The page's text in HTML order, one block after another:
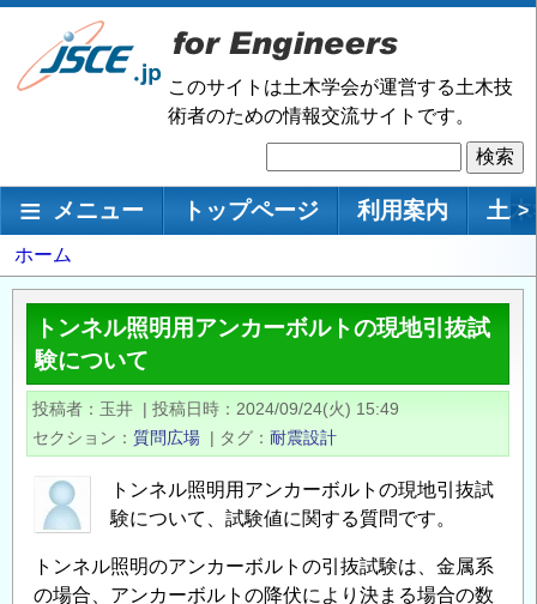
メ
ン
移
このサイトは土木学会が運営する土木技
術者のための情報交流サイトです。
索
メインナビゲーション
メニュー トップページ 利用案内 土 >
パ
ン
ず
ホーム
トンネル照明用アンカーボルトの現地引抜試
験について
投稿者 玉井 | 投稿日時
2024/09/24(火) 15:49
セクション
質問広場 | タグ 耐震設計
トンネル照明用アンカーボルトの現地引抜試
験について、試験値に関する質問です。
トンネル照明のアンカーボルトの引抜試験は、金属系
の場合、アンカーボルトの降伏により決まる場合の数